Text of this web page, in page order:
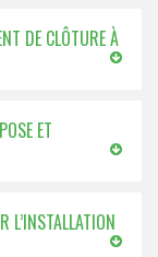
DE CLÔTURE À
ET
L’INSTALLATION